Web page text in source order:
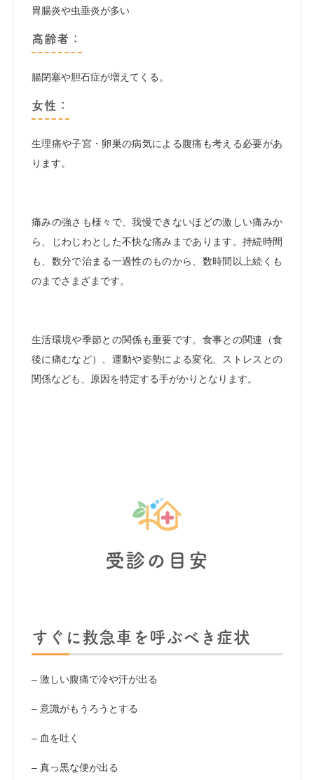
胃腸炎や虫垂炎が多い
高齢者：
腸閉塞や胆石症が増えてくる。
女性：
生理痛や子宮・卵巣の病気による腹痛も考える必要があ
ります。
痛みの強さも様々で、我慢できないほどの激しい痛みか
ら、じわじわとした不快な痛みまであります。持続時間
も、数分で治まる一過性のものから、数時間以上続くも
のまでさまざまです。
生活環境や季節との関係も重要です。食事との関連（食
後に痛むなど）、運動や姿勢による変化、ストレスとの
関係なども、原因を特定する手がかりとなります。
受診の目安
すぐに救急車を呼ぶべき症状
– 激しい腹痛で冷や汗が出る
– 意識がもうろうとする
– 血を吐く
– 真っ黒な便が出る